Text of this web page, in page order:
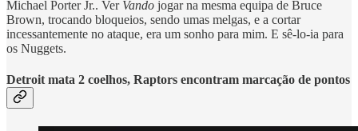
Michael Porter Jr.. Ver Vando jogar na mesma equipa de Bruce
Brown, trocando bloqueios, sendo umas melgas, e a cortar
incessantemente no ataque, era um sonho para mim. E sê-lo-ia para
os Nuggets.
Detroit mata 2 coelhos, Raptors encontram marcação de pontos